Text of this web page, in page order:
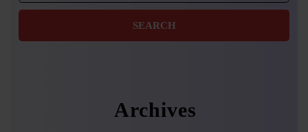
Archives